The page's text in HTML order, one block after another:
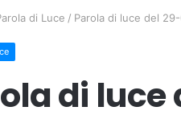
di Luce / Parola di luce del
di luce